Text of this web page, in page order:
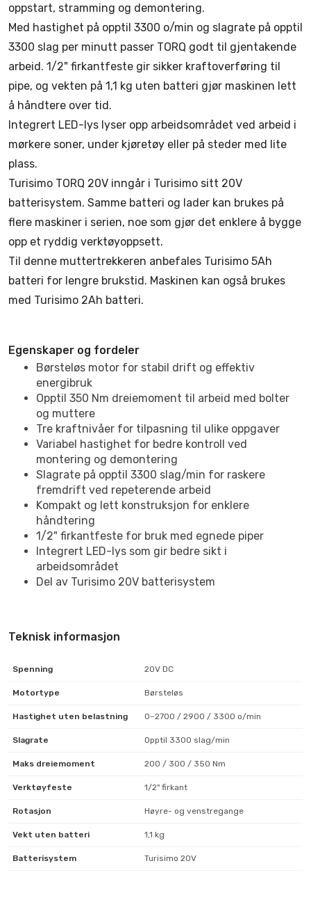
oppstart, stramming og demontering.
Med hastighet på opptil 3300 o/min og slagrate på opptil
3300 slag per minutt passer TORQ godt til gjentakende
arbeid. 1/2" firkantfeste gir sikker kraftoverføring til
pipe, og vekten på 1,1 kg uten batteri gjør maskinen lett
å håndtere over tid.
Integrert LED-lys lyser opp arbeidsområdet ved arbeid i
mørkere soner, under kjøretøy eller på steder med lite
plass.
Turisimo TORQ 20V inngår i Turisimo sitt 20V
batterisystem. Samme batteri og lader kan brukes på
flere maskiner i serien, noe som gjør det enklere å bygge
opp et ryddig verktøyoppsett.
Til denne muttertrekkeren anbefales Turisimo 5Ah
batteri for lengre brukstid. Maskinen kan også brukes
med Turisimo 2Ah batteri.
Egenskaper og fordeler
Børsteløs motor for stabil drift og effektiv
energibruk
Opptil 350 Nm dreiemoment til arbeid med bolter
og muttere
Tre kraftnivåer for tilpasning til ulike oppgaver
Variabel hastighet for bedre kontroll ved
montering og demontering
Slagrate på opptil 3300 slag/min for raskere
fremdrift ved repeterende arbeid
Kompakt og lett konstruksjon for enklere
håndtering
1/2" firkantfeste for bruk med egnede piper
Integrert LED-lys som gir bedre sikt i
arbeidsområdet
Del av Turisimo 20V batterisystem
Teknisk informasjon
Spenning 20V DC
Motortype Børsteløs
Hastighet uten belastning 0–2700 / 2900 / 3300 o/min
Slagrate Opptil 3300 slag/min
Maks dreiemoment 200 / 300 / 350 Nm
Verktøyfeste 1/2" firkant
Rotasjon Høyre- og venstregange
Vekt uten batteri 1,1 kg
Batterisystem Turisimo 20V